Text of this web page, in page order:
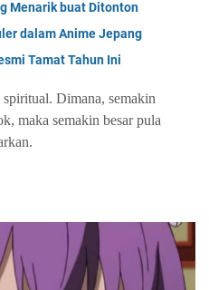
Menarik buat Ditonton
dalam Anime Jepang
Tamat Tahun Ini
Dimana, semakin
maka semakin besar pula